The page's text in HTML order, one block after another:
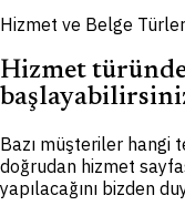
Hizmet ve Belge
Hizmet
Bazı müşteriler hangi
doğrudan hizmet
yapılacağını bizden